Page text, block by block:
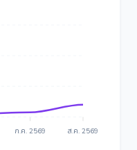
ก.ค. 2569 ส.ค. 2569